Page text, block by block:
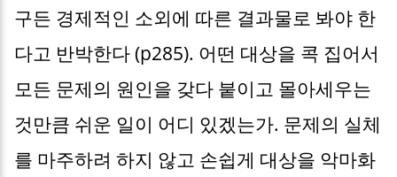
구든 경제적인 소외에 따른 결과물로 봐야 한
다고 반박한다 (p285). 어떤 대상을 콕 집어서
모든 문제의 원인을 갖다 붙이고 몰아세우는
것만큼 쉬운 일이 어디 있겠는가. 문제의 실체
를 마주하려 하지 않고 손쉽게 대상을 악마화